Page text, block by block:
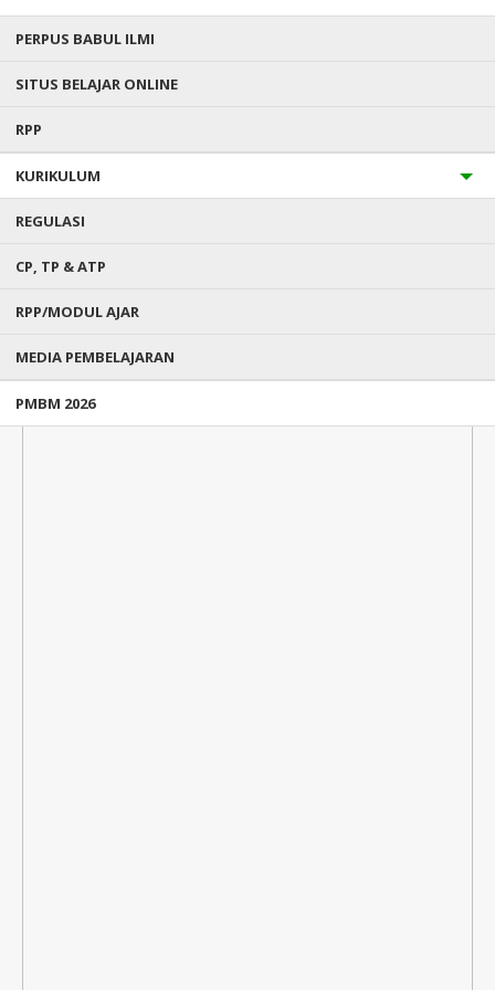
PERPUS BABUL ILMI
SITUS BELAJAR ONLINE
RPP
KURIKULUM
REGULASI
CP, TP & ATP
RPP/MODUL AJAR
MEDIA PEMBELAJARAN
PMBM 2026